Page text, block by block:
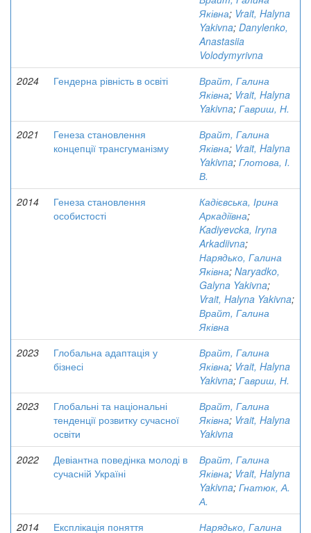
Яківна; Vrait, Halyna
Yakivna; Danylenko,
Anastasiia
Volodymyrivna
2024
Гендерна рівність в освіті
Врайт, Галина
Яківна; Vrait, Halyna
Yakivna; Гавриш, Н.
2021
Генеза становлення
концепції трансгуманізму
Врайт, Галина
Яківна; Vrait, Halyna
Yakivna; Глотова, І.
В.
2014
Генеза становлення
особистості
Кадієвська, Ірина
Аркадіївна;
Kadiyevcka, Iryna
Arkadiivna;
Нарядько, Галина
Яківна; Naryadko,
Galyna Yakivna;
Vrait, Halyna Yakivna;
Врайт, Галина
Яківна
2023
Глобальна адаптація у
бізнесі
Врайт, Галина
Яківна; Vrait, Halyna
Yakivna; Гавриш, Н.
2023
Глобальні та національні
тенденції розвитку сучасної
освіти
Врайт, Галина
Яківна; Vrait, Halyna
Yakivna
2022
Девіантна поведінка молоді в
сучасній Україні
Врайт, Галина
Яківна; Vrait, Halyna
Yakivna; Гнатюк, А.
А.
2014
Експлікація поняття
Нарядько, Галина